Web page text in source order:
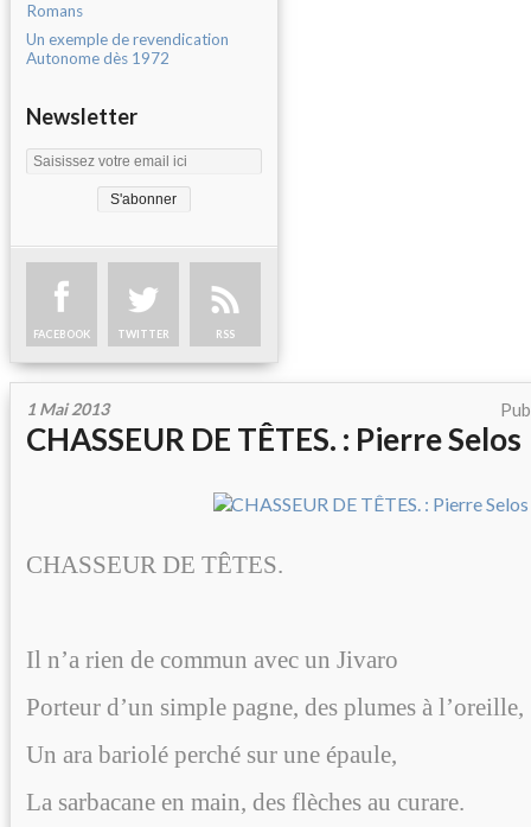
Romans
Un exemple de revendication
Autonome dès 1972
Newsletter
FACEBOOK TWITTER RSS
1 Mai 2013
CHASSEUR DE TÊTES. : Pierre Selos
CHASSEUR DE TÊTES.
Il n’a rien de commun avec un Jivaro
Porteur d’un simple pagne, des plumes à l’oreille,
Un ara bariolé perché sur une épaule,
La sarbacane en main, des flèches au curare.